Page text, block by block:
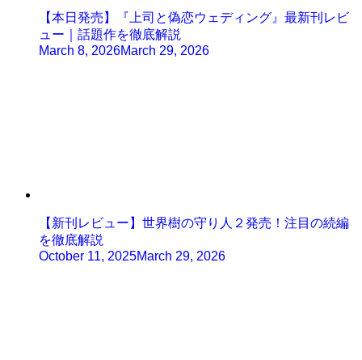
【本日発売】『上司と偽恋ウェディング』最新刊レビ
ュー｜話題作を徹底解説
March 8, 2026March 29, 2026
【新刊レビュー】世界樹の守り人２発売！注目の続編
を徹底解説
October 11, 2025March 29, 2026